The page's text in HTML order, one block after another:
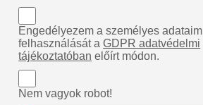
Engedélyezem a személyes adataim
felhasználását aGDPR adatvédelmi
tájékoztatóban előírt módon.
Nem vagyok robot!